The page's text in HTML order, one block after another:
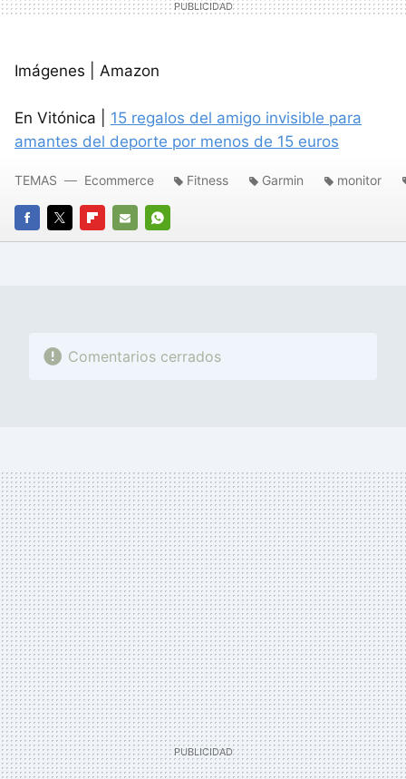
Imágenes | Amazon
En Vitónica | 15 regalos del amigo invisible para
amantes del deporte por menos de 15 euros
FACEBOOK
TWITTERFLIPBOARD
E-
WHATSAPP
TEMAS Ecommerce Fitness Garmin monitor
Comentarios cerrados